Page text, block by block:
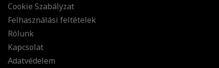
Cookie Szabályzat
Felhasználási feltételek
Rólunk
Kapcsolat
Adatvédelem